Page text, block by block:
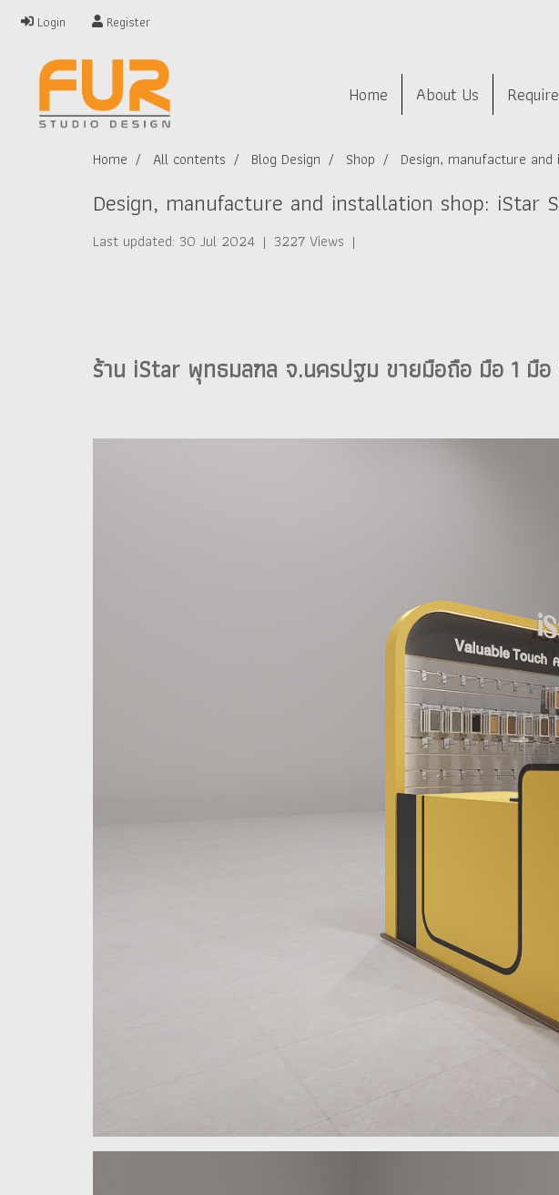
Login Register
Home About Us
Home All contents Blog Design Shop Design, manufacture
Design, manufacture and installation shop: iStar
Last updated: 30 Jul 2024 | 3227 Views |
ร้าน iStar พุทธมลฑล จ.นครปฐม ขายมือถือ มือ 1 มื